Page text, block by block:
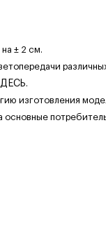
± 2 см.
.
изготовления
основные